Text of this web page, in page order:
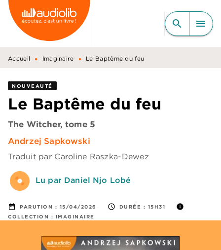
MENU RECHERCHE
CONTENU
PIED DE PAGE
search menu
Accueil • Imaginaire • Le Baptême du feu
NOUVEAUTÉ
Le Baptême du feu
The Witcher, tome 5
Andrzej Sapkowski
Traduit par Caroline Raszka-Dewez
Lu par Daniel Njo Lobé
date_range PARUTION : 15/04/2026 access_time DURÉE : 15H31 info
COLLECTION : IMAGINAIRE